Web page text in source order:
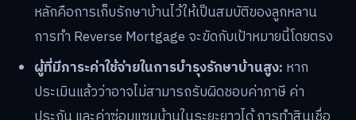
หลักคือการเก็บรักษาบ้านไว้ให้เป็นสมบัติของลูกหลาน
การทำ Reverse Mortgage จะขัดกับเป้าหมายนี้โดยตรง
ผู้ที่มีภาระค่าใช้จ่ายในการบำรุงรักษาบ้านสูง: หาก
ประเมินแล้วว่าอาจไม่สามารถรับผิดชอบค่าภาษี ค่า